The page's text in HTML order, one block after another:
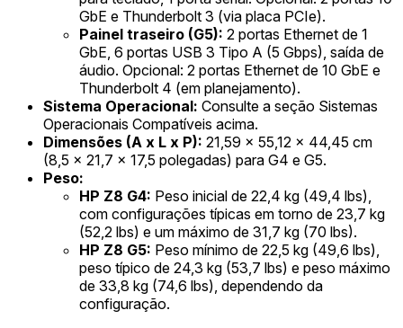
GbE e Thunderbolt 3 (via placa PCIe).
Painel traseiro (G5): 2 portas Ethernet de 1
GbE, 6 portas USB 3 Tipo A (5 Gbps), saída de
áudio. Opcional: 2 portas Ethernet de 10 GbE e
Thunderbolt 4 (em planejamento).
Sistema Operacional: Consulte a seção Sistemas
Operacionais Compatíveis acima.
Dimensões (A x L x P): 21,59 x 55,12 x 44,45 cm
(8,5 x 21,7 x 17,5 polegadas) para G4 e G5.
Peso:
HP Z8 G4: Peso inicial de 22,4 kg (49,4 lbs),
com configurações típicas em torno de 23,7 kg
(52,2 lbs) e um máximo de 31,7 kg (70 lbs).
HP Z8 G5: Peso mínimo de 22,5 kg (49,6 lbs),
peso típico de 24,3 kg (53,7 lbs) e peso máximo
de 33,8 kg (74,6 lbs), dependendo da
configuração.